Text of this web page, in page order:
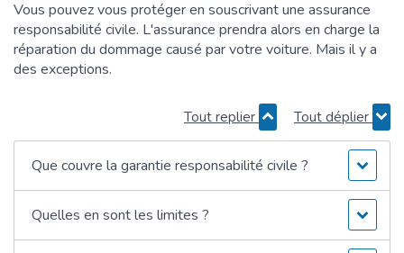
Vous pouvez vous protéger en souscrivant une assurance
responsabilité civile. L'assurance prendra alors en charge la
réparation du dommage causé par votre voiture. Mais il y a
des exceptions.
Tout replier Tout déplier
Que couvre la garantie responsabilité civile ?
Quelles en sont les limites ?